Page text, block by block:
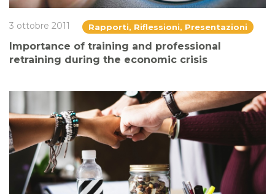
3 ottobre 2011 Rapporti, Riflessioni, Presentazioni
Importance of training and professional
retraining during the economic crisis